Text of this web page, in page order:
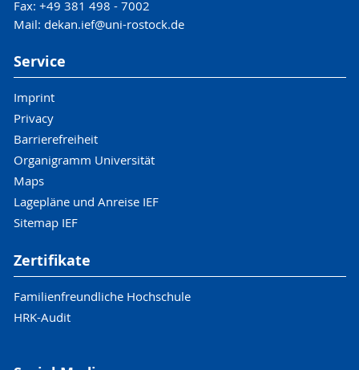
Fax: +49 381 498 - 7002
Mail: dekan.ief@uni-rostock.de
Service
Imprint
Privacy
Barrierefreiheit
Organigramm Universität
Maps
Lagepläne und Anreise IEF
Sitemap IEF
Zertifikate
Familienfreundliche Hochschule
HRK-Audit